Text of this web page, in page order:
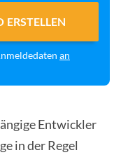
ERSTELLEN
an
Entwickler
in der Regel